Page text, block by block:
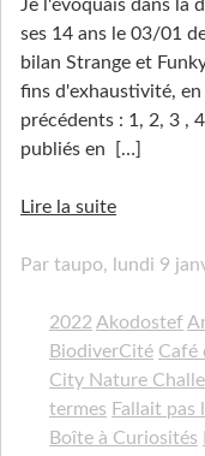
Je l'évoquais dans la
ses 14 ans le 03/01
bilan Strange et
fins d'exhaustivité,
précédents : 1, 2, 3 ,
publiés en
[…]
Lire la suite
Par taupo, lundi 9
2022 Akodostef
BiodiverCité Café
City Nature
termes Fallait pas
Boîte à Curiosités